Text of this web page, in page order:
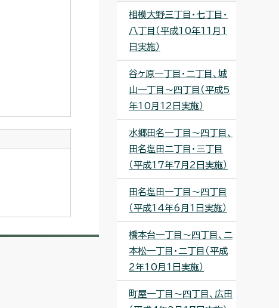
相模大野三丁目・七丁目・
八丁目（平成10年11月1
日実施）
谷ヶ原一丁目・二丁目、城
山一丁目～四丁目（平成5
年10月12日実施）
水郷田名一丁目～四丁目、
田名塩田二丁目・三丁目
（平成17年7月2日実施）
田名塩田一丁目～四丁目
（平成14年6月1日実施）
橋本台一丁目～四丁目、二
本松一丁目・二丁目（平成
2年10月1日実施）
町屋一丁目～四丁目、広田